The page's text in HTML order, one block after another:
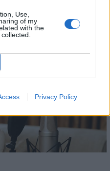
Use,
of my
with the
Privacy Policy
piacerti